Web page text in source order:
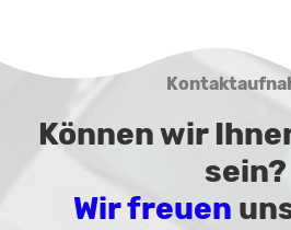
Können wir
sein?
Wir freuen